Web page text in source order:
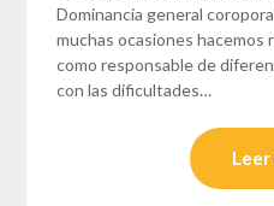
Dominancia general
muchas ocasiones hacemos
como responsable de
con las dificultades…
Leer